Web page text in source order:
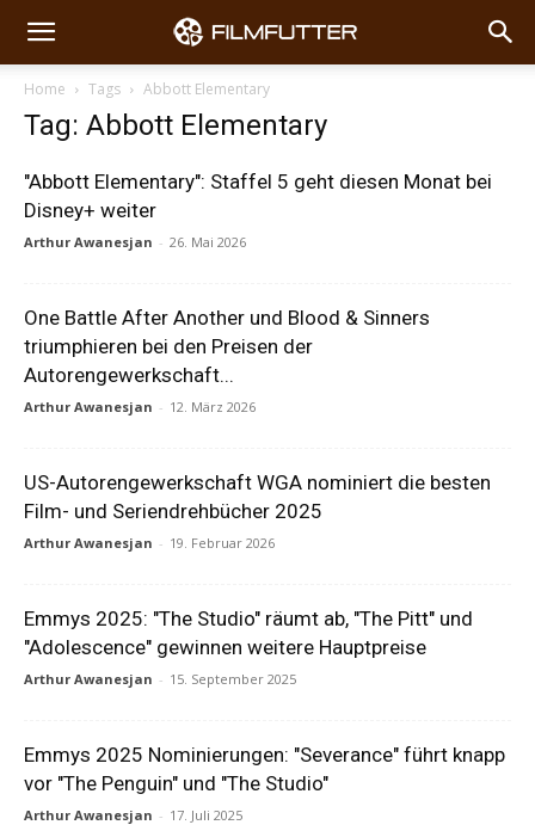
Home Tags Abbott Elementary
Tag: Abbott Elementary
"Abbott Elementary": Staffel 5 geht diesen Monat bei
Disney+ weiter
Arthur Awanesjan - 26. Mai 2026
One Battle After Another und Blood & Sinners
triumphieren bei den Preisen der
Autorengewerkschaft...
Arthur Awanesjan - 12. März 2026
US-Autorengewerkschaft WGA nominiert die besten
Film- und Seriendrehbücher 2025
Arthur Awanesjan - 19. Februar 2026
Emmys 2025: "The Studio" räumt ab, "The Pitt" und
"Adolescence" gewinnen weitere Hauptpreise
Arthur Awanesjan - 15. September 2025
Emmys 2025 Nominierungen: "Severance" führt knapp
vor "The Penguin" und "The Studio"
Arthur Awanesjan - 17. Juli 2025